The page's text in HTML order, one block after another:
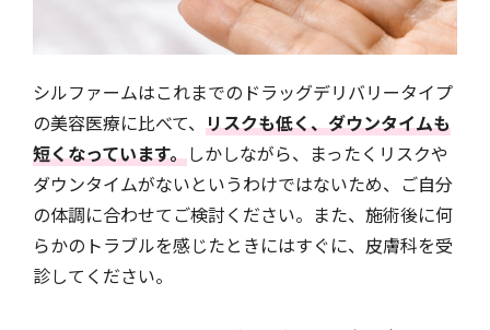
シルファームはこれまでのドラッグデリバリータイプ
の美容医療に比べて、 リスクも低く、ダウンタイムも
短くなっています。しかしながら、まったくリスクや
ダウンタイムがないというわけではないため、ご自分
の体調に合わせてご検討ください。また、施術後に何
らかのトラブルを感じたときにはすぐに、皮膚科を受
診してください。